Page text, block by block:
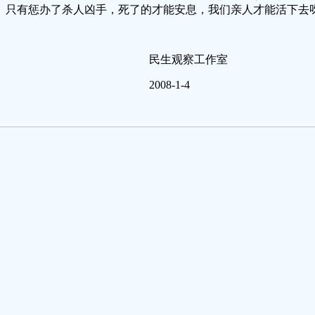
只有惩办了杀人凶手，死了的才能安息，我们亲人才能活下去
生观察工作室
1-4